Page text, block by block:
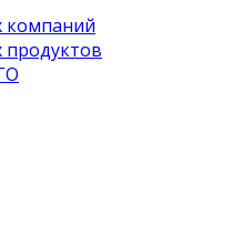
компаний
продуктов